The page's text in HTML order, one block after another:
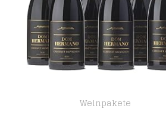
Weinpakete